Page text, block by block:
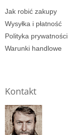
Jak robić zakupy
Wysyłka i płatność
Polityka prywatności
Warunki handlowe
Kontakt